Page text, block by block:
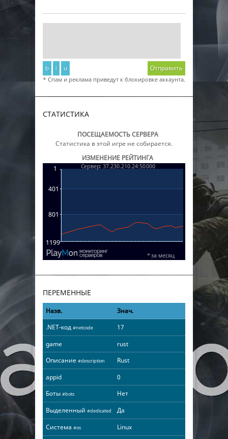
b i u Отправить
* Спам и реклама приведут к блокировке аккаунта.
СТАТИСТИКА
ПОСЕЩАЕМОСТЬ СЕРВЕРА
Статистика в этой игре не собирается.
ИЗМЕНЕНИЕ РЕЙТИНГА
ПЕРЕМЕННЫЕ
Назв.
Знач.
.NET-код #netcode
17
game
rust
Описание #description
Rust
appid
0
Боты #bots
Нет
Выделенный #dedicated
Да
Система #os
Linux